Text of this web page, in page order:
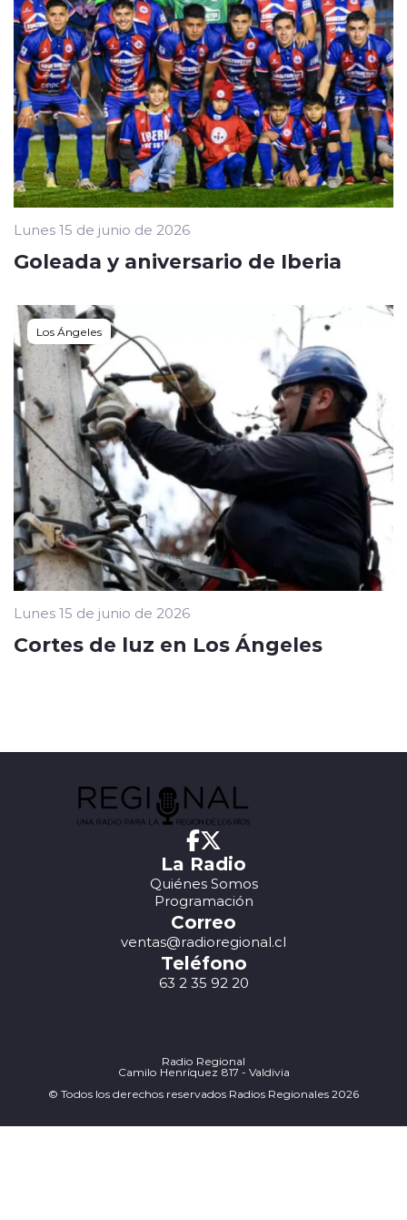
Lunes 15 de junio de 2026
Goleada y aniversario de Iberia
Los Ángeles
Lunes 15 de junio de 2026
Cortes de luz en Los Ángeles
La Radio
Quiénes Somos
Programación
Correo
ventas@radioregional.cl
Teléfono
63 2 35 92 20
Radio Regional
Camilo Henríquez 817 - Valdivia
© Todos los derechos reservados Radios Regionales 2026